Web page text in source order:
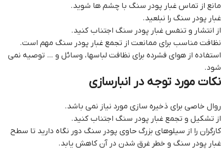
مانع از تماس غبار پودر سنگ با چشم ها شوید.
غبار پودر سنگ را نبلعید.
از انتشار و تنفس غبار پودر سنگ اجتناب کنید.
نظافت مناسب برای ممانعت از تجمع غبار پودر سنگ مهم است.
استفاده از هوای فشرده برای نظافت لباسها، وسائل و … توصیه نمی
شود.
نکات مورد توجه در انبارسازی
روال خاصی برای ذخیره سازی مورد نیاز نمی باشد.
از تشکیل و تجمع غبار پودر سنگ اجتناب کنید.
کارگران را از سیلوهای بزرگ حاوی پودر سنگ دور نگاه دارید تا سطح
غبار پودر سنگ و خطر غرق شدن در آن کاهش یابد.